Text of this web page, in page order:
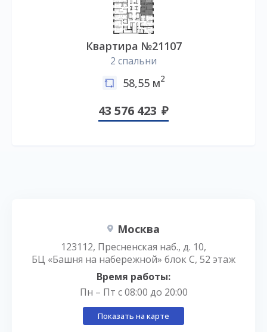
Квартира №21107
2 спальни
58,55 м2
43 576 423
Москва
123112, Пресненская наб., д. 10,
БЦ «Башня на набережной» блок С, 52 этаж
Время работы:
Пн – Пт с 08:00 до 20:00
Показать на карте